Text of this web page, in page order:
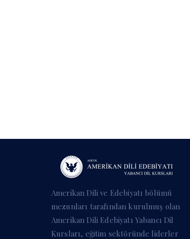
Amerikan Dili ve Edebiyatı bölümü
mezunları tarafından kurulmuş olan
Amerikan Dili Edebiyatı Yabancı Dil
Kursları, eğitim sektöründe liderler